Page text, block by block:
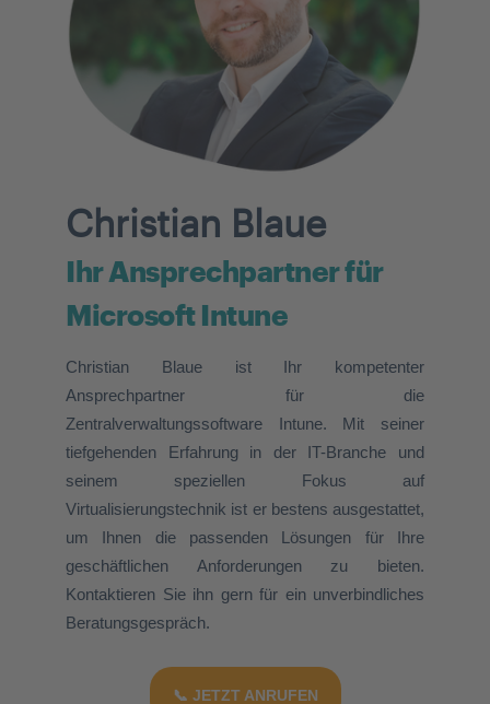
Christian Blaue
Ihr Ansprechpartner für
Microsoft Intune
Christian Blaue ist Ihr kompetenter
Ansprechpartner für die
Zentralverwaltungssoftware Intune. Mit seiner
tiefgehenden Erfahrung in der IT-Branche und
seinem speziellen Fokus auf
Virtualisierungstechnik ist er bestens ausgestattet,
um Ihnen die passenden Lösungen für Ihre
geschäftlichen Anforderungen zu bieten.
Kontaktieren Sie ihn gern für ein unverbindliches
Beratungsgespräch.
📞 JETZT ANRUFEN